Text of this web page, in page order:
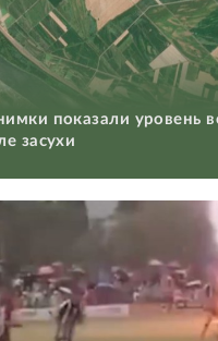
показали уровень
засухи